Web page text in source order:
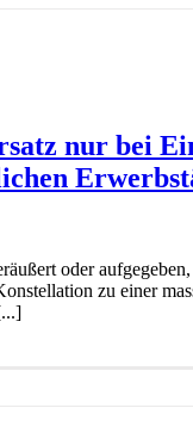
nur bei
oder
zu einer